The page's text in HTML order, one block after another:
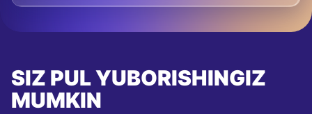
SIZ PUL YUBORISHINGIZ
MUMKIN